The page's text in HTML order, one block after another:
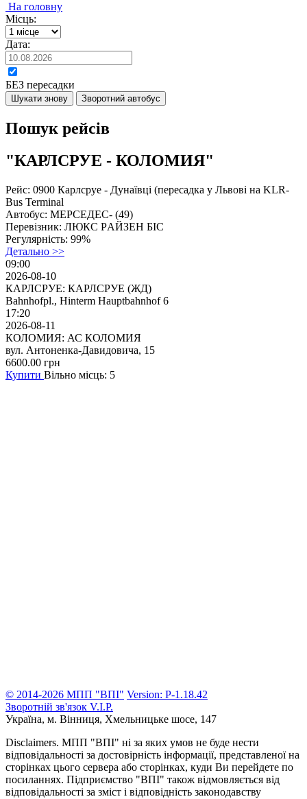
На головну
Місць:
Дата:
БЕЗ пересадки
Шукати знову Зворотний автобус
Пошук рейсів
"КАРЛСРУЕ - КОЛОМИЯ"
Рейс: 0900 Карлсруе - Дунаївці (перeсaдкa у Львові на KLR-
Bus Terminal
Автобус: МЕРСЕДЕС- (49)
Перевізник: ЛЮКС PАЙЗEH БІC
Регулярність: 99%
Детально >>
09:00
2026-08-10
КАРЛСРУЕ: КАРЛСРУЕ (ЖД)
Bahnhofpl., Hinterm Hauptbahnhof 6
17:20
2026-08-11
КОЛОМИЯ: АС КОЛОМИЯ
вул. Антоненка-Давидовича, 15
6600.00 грн
Купити Вільно місць: 5
© 2014-2026 МПП "ВПІ" Version: P-1.18.42
Зворотній зв'язок V.I.P.
Україна, м. Вінниця, Хмельницьке шосе, 147
Disclaimers. МПП "ВПІ" ні за яких умов не буде нести
відповідальності за достовірність інформації, представленої на
сторінках цього сервера або сторінках, куди Ви перейдете по
посиланнях. Підприємство "ВПІ" також відмовляється від
відповідальності за зміст і відповідність законодавству